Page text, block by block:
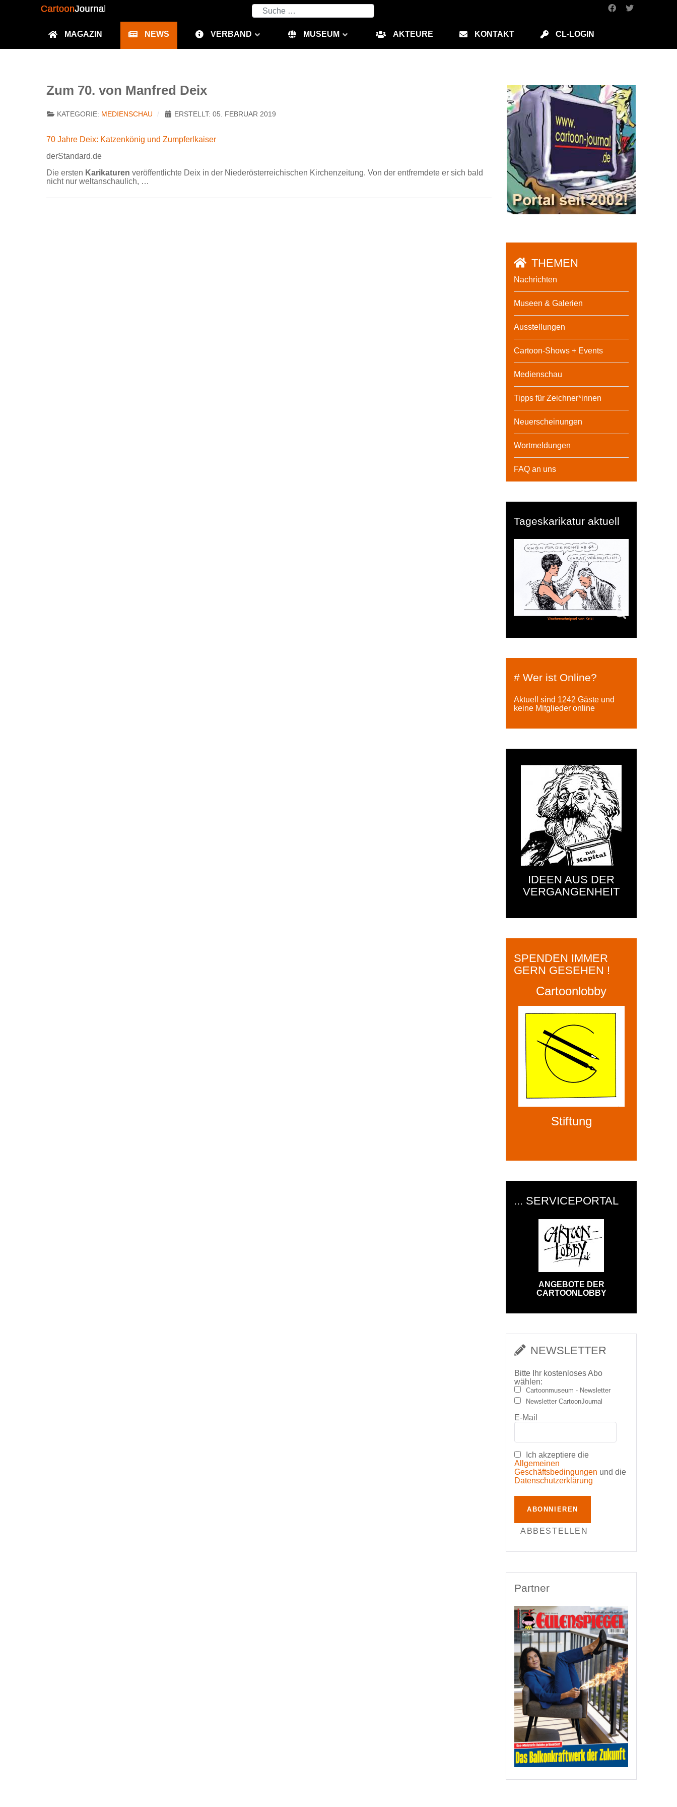
Suchen
MAGAZIN NEWS VERBAND MUSEUM AKTEURE KONTAKT CL-LOGIN
Zum 70. von Manfred Deix
KATEGORIE: MEDIENSCHAU ERSTELLT: 05. FEBRUAR 2019
70 Jahre Deix: Katzenkönig und Zumpferlkaiser
derStandard.de
Die ersten Karikaturen veröffentlichte Deix in der Niederösterreichischen Kirchenzeitung. Von der entfremdete er sich bald
nicht nur weltanschaulich, …
THEMEN
Nachrichten
Museen & Galerien
Ausstellungen
Cartoon-Shows + Events
Medienschau
Tipps für Zeichner*innen
Neuerscheinungen
Wortmeldungen
FAQ an uns
Tageskarikatur aktuell
# Wer ist Online?
Aktuell sind 1242 Gäste und
keine Mitglieder online
IDEEN AUS DER
VERGANGENHEIT
SPENDEN IMMER
GERN GESEHEN !
Cartoonlobby
Stiftung
... SERVICEPORTAL
ANGEBOTE DER
CARTOONLOBBY
NEWSLETTER
Bitte Ihr kostenloses Abo
wählen:
Cartoonmuseum - Newsletter
Newsletter CartoonJournal
E-Mail
Ich akzeptiere die
Allgemeinen
Geschäftsbedingungen und die
Datenschutzerklärung
ABONNIEREN
ABBESTELLEN
Partner